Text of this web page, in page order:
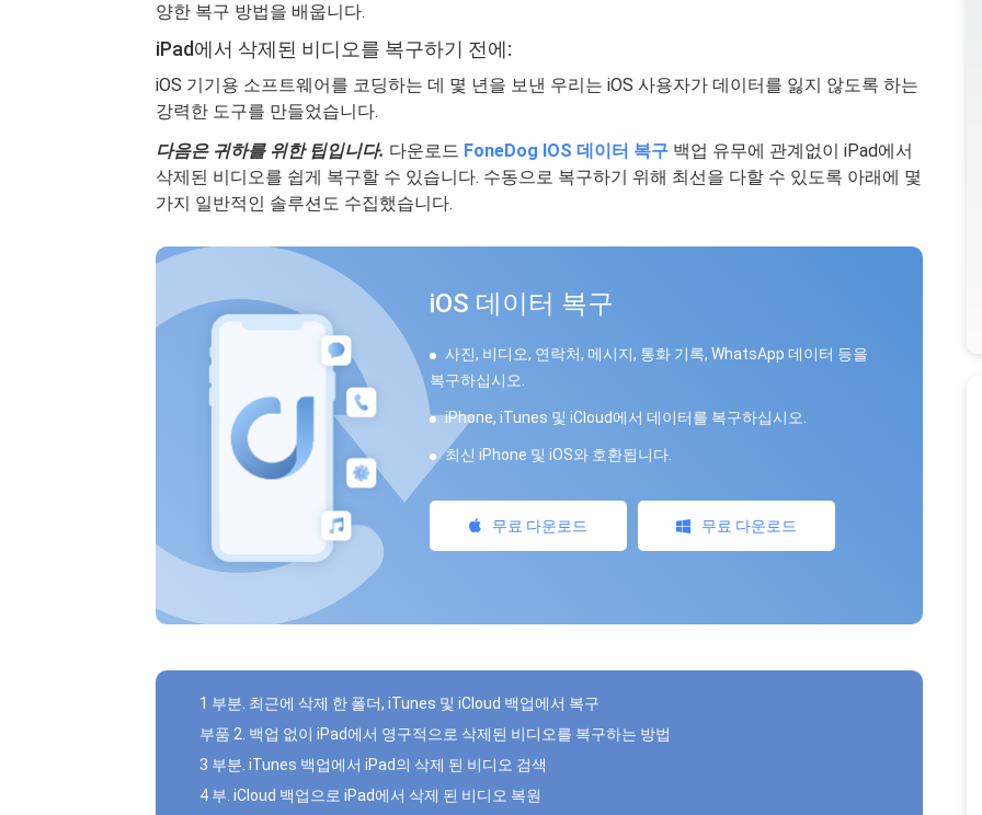
양한 복구 방법을 배웁니다.
iPad에서 삭제된 비디오를 복구하기 전에:
iOS 기기용 소프트웨어를 코딩하는 데 몇 년을 보낸 우리는 iOS 사용자가 데이터를 잃지 않도록 하는
강력한 도구를 만들었습니다.
다음은 귀하를 위한 팁입니다. 다운로드 FoneDog IOS 데이터 복구 백업 유무에 관계없이 iPad에서
삭제된 비디오를 쉽게 복구할 수 있습니다. 수동으로 복구하기 위해 최선을 다할 수 있도록 아래에 몇
가지 일반적인 솔루션도 수집했습니다.
iOS 데이터 복구
사진, 비디오, 연락처, 메시지, 통화 기록, WhatsApp 데이터 등을
복구하십시오.
iPhone, iTunes 및 iCloud에서 데이터를 복구하십시오.
최신 iPhone 및 iOS와 호환됩니다.
무료 다운로드 무료 다운로드
1 부분. 최근에 삭제 한 폴더, iTunes 및 iCloud 백업에서 복구
부품 2. 백업 없이 iPad에서 영구적으로 삭제된 비디오를 복구하는 방법
3 부분. iTunes 백업에서 iPad의 삭제 된 비디오 검색
4 부. iCloud 백업으로 iPad에서 삭제 된 비디오 복원